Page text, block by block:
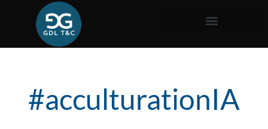
#acculturationIA